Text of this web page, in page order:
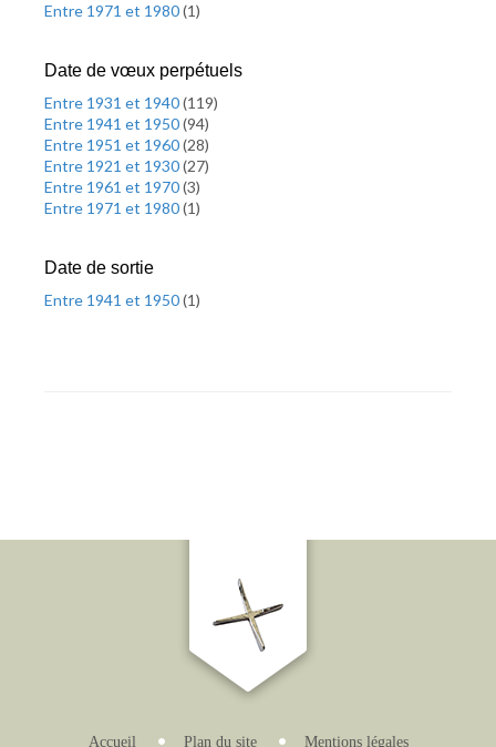
Entre 1971 et 1980(1)
Date de vœux perpétuels
Entre 1931 et 1940(119)
Entre 1941 et 1950(94)
Entre 1951 et 1960(28)
Entre 1921 et 1930(27)
Entre 1961 et 1970(3)
Entre 1971 et 1980(1)
Date de sortie
Entre 1941 et 1950(1)
Accueil Plan du site Mentions légales